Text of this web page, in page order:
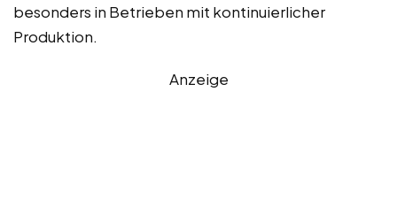
besonders in Betrieben mit kontinuierlicher
Produktion.
Anzeige